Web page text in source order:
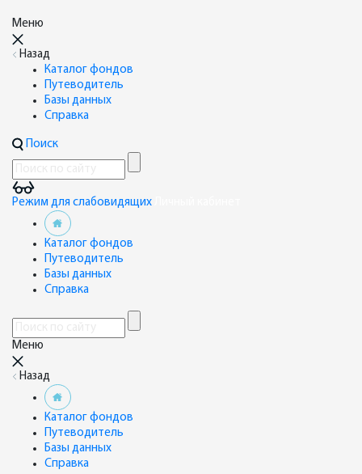
Меню
Назад
Каталог фондов
Путеводитель
Базы данных
Справка
Поиск
Режим для слабовидящих
Каталог фондов
Путеводитель
Базы данных
Справка
Меню
Назад
Каталог фондов
Путеводитель
Базы данных
Справка